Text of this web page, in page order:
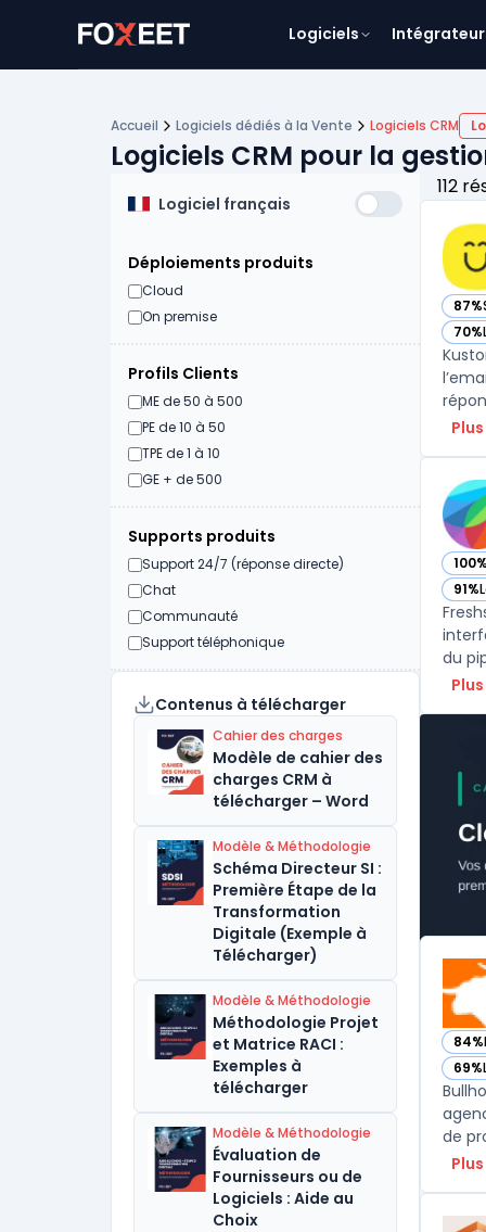
Logiciels
Accueil Logiciels dédiés à la Vente Logiciels CRM
Logiciels CRM pour la
Logiciel français
Déploiements produits
Cloud
On premise
Profils Clients
ME de 50 à 500
PE de 10 à 50
TPE de 1 à 10
GE + de 500
Supports produits
Support 24/7 (réponse directe)
Chat
Communauté
Support téléphonique
Contenus à télécharger
Cahier des charges
Modèle de cahier des
charges CRM à
télécharger – Word
Modèle & Méthodologie
Schéma Directeur SI :
Première Étape de la
Transformation
Digitale (Exemple à
Télécharger)
Modèle & Méthodologie
Méthodologie Projet
et Matrice RACI :
Exemples à
télécharger
Modèle & Méthodologie
Évaluation de
Fournisseurs ou de
Logiciels : Aide au
Choix
112
87%
—
70%
—
100%
—
91%
—
du
84%
—
69%
—
de